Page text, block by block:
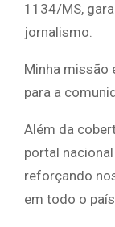
1134/MS,
jornalismo.
Minha missão
para a
Além da
portal
reforçando
em todo o